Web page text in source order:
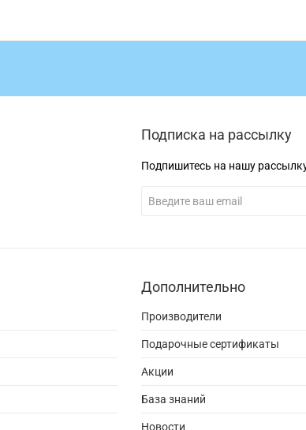
Подписка на рассылку
Подпишитесь на нашу
Дополнительно
Производители
Подарочные сертификаты
Акции
База знаний
Новости